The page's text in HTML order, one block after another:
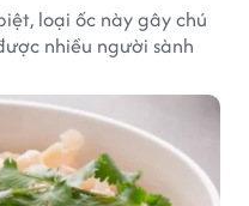
loại ốc này gây chú
nhiều người sành